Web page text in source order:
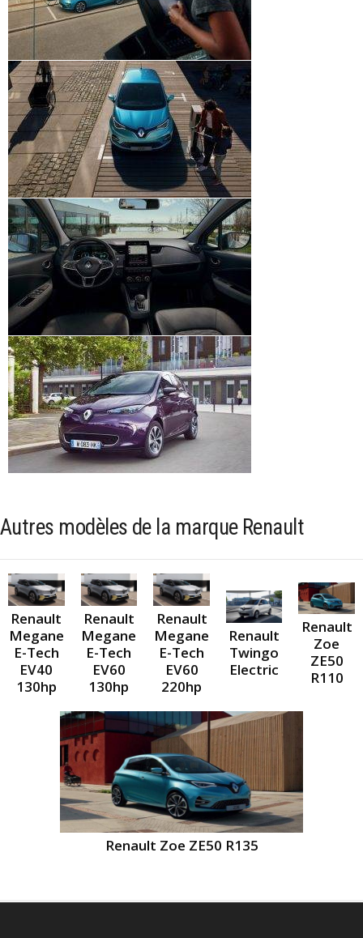
Autres modèles de la marque Renault
Renault
Megane
E-Tech
EV40
130hp
Renault
Megane
E-Tech
EV60
130hp
Renault
Megane
E-Tech
EV60
220hp
Renault
Twingo
Electric
Renault
Zoe
ZE50
R110
Renault Zoe ZE50 R135